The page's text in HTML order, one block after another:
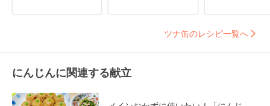
ツナ缶のレシピ一覧へ
にんじんに関連する献立